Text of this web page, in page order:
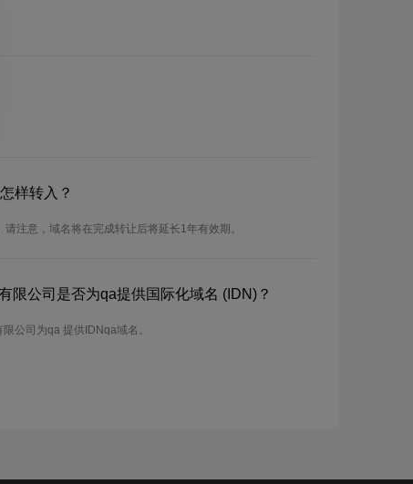
样转入？
注意，域名将在完成转让后将延长1年有效期。
限公司是否为qa提供国际化域名 (IDN)？
公司为qa 提供IDNqa域名。